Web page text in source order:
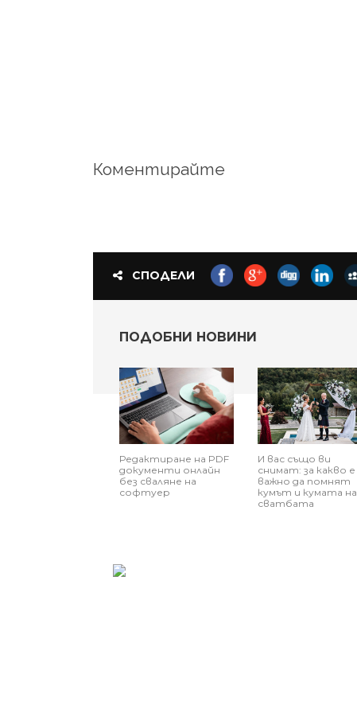
Коментирайте
СПОДЕЛИ
ПОДОБНИ НОВИНИ
Редактиране на PDF
документи онлайн
без сваляне на
софтуер
И вас също ви
снимат: за какво е
важно да помнят
кумът и кумата на
сватбата